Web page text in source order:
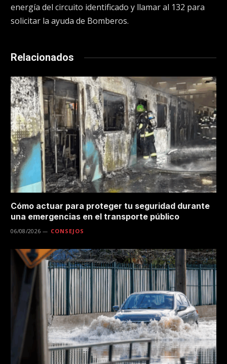
energía del circuito identificado y llamar al 132 para
solicitar la ayuda de Bomberos.
Relacionados
Cómo actuar para proteger tu seguridad durante
una emergencias en el transporte público
06/08/2026 CONSEJOS